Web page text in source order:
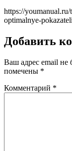
https://
optimalnye-
Добавить
Ваш адрес email не
помечены *
Комментарий *